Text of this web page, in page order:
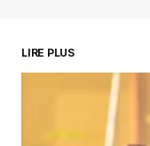
LIRE PLUS